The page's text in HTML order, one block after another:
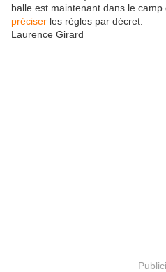
balle est maintenant dans le
préciser les règles par décret.
Laurence Girard